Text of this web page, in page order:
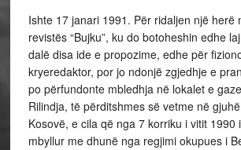
Ishte 17 janari 1991. Për ridaljen një herë
revistës “Bujku”, ku do botoheshin edhe
dalë disa ide e propozime, edhe për
kryeredaktor, por jo ndonjë zgjedhje e
po përfundonte mbledhja në lokalet e
Rilindja, të përditshmes së vetme në
Kosovë, e cila që nga 7 korriku i vitit 1990
mbyllur me dhunë nga regjimi okupues i